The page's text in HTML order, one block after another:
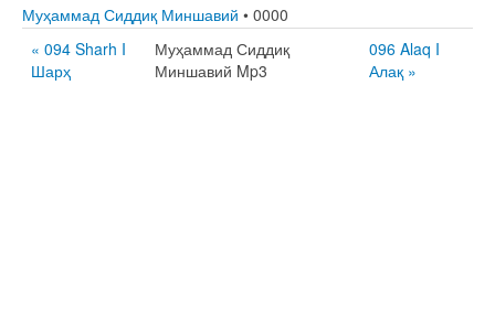
Муҳаммад Сиддиқ Миншавий • 0000
« 094 Sharh I
Шарҳ
Муҳаммад Сиддиқ
Миншавий Mp3
096 Alaq I
Алақ »